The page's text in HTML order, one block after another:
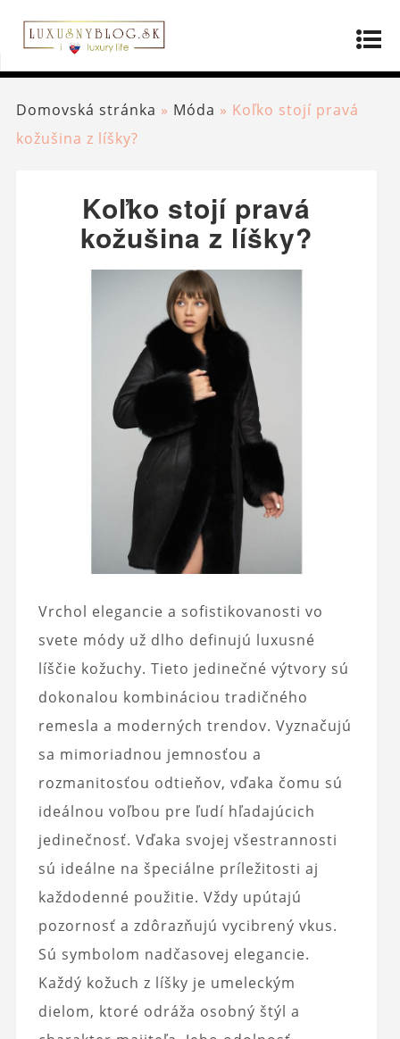
Domovská stránka » Móda » Koľko stojí pravá
kožušina z líšky?
Koľko stojí pravá
kožušina z líšky?
Vrchol elegancie a sofistikovanosti vo
svete módy už dlho definujú luxusné
líščie kožuchy. Tieto jedinečné výtvory sú
dokonalou kombináciou tradičného
remesla a moderných trendov. Vyznačujú
sa mimoriadnou jemnosťou a
rozmanitosťou odtieňov, vďaka čomu sú
ideálnou voľbou pre ľudí hľadajúcich
jedinečnosť. Vďaka svojej všestrannosti
sú ideálne na špeciálne príležitosti aj
každodenné použitie. Vždy upútajú
pozornosť a zdôrazňujú vycibrený vkus.
Sú symbolom nadčasovej elegancie.
Každý kožuch z líšky je umeleckým
dielom, ktoré odráža osobný štýl a